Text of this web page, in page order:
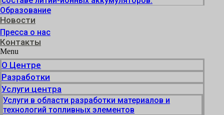
Образование
Новости
Пресса о нас
Контакты
Menu
О Центре
Разработки
Услуги центра
Услуги в области разработки материалов и
технологий топливных элементов